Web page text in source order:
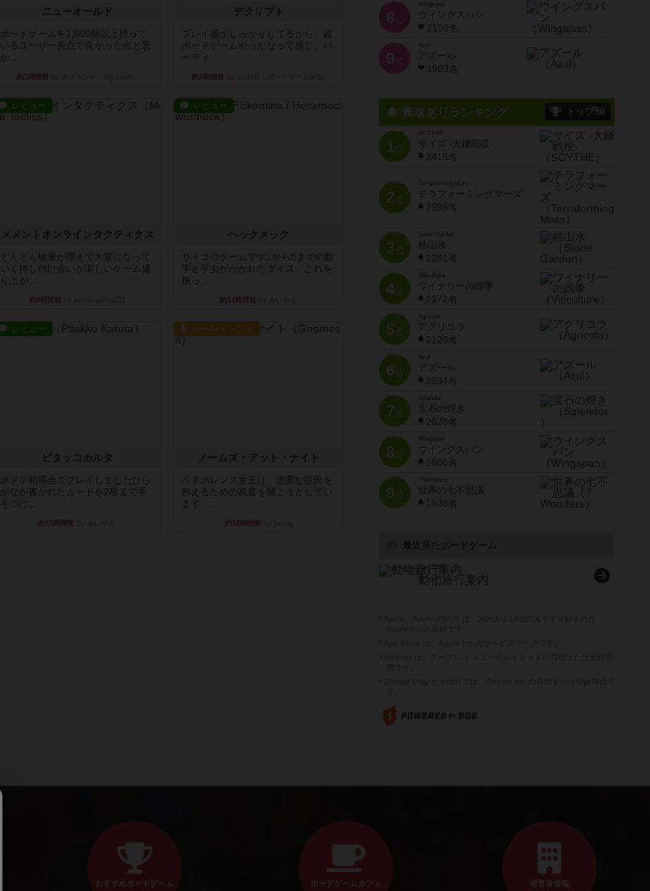
ニューオールド
ボードゲームを1,000個以上持って
いるユーザー視点で良かった点と悪
か...
約1時間前
デクリプト
プレイ感がしっかりしてるから、超
ボードゲームやったなって感じ。パ
ーティ...
約2時間前
レビュー
メメントオンラインタクティクス
どんどん物量が増えて大変になって
いく押し付け合いが楽しいゲーム盛
り上が...
約9時間前
レビュー
ヘックメック
サイコロゲームです1から5までの数
字と芋虫がかかれたダイス。これを
振っ...
約11時間前
レビュー
ピタッコカルタ
ボドゲ相席会でプレイしましたひら
がなが書かれたカードを2枚まで手
をつけ...
約11時間前
ルール/インスト
ノームズ・アット・ナイト
ベネボレンス女王は、忠実な臣民を
称えるための祝宴を開こうとしてい
ます。...
約12時間前
8 位
Wingspan
ウイングスパン
2150名
9 位
Azul
アズール
1903名
興味ありランキング トップ50
1位
SCYTHE
サイズ -大鎌戦役-
2415名
2位
Terraforming Mars
テラフォーミングマーズ
2395名
3位
Stone Garden
枯山水
2281名
4位
Viticulture
ワイナリーの四季
2272名
5位
Agricola
アグリコラ
2120名
6位
Azul
アズール
2034名
7位
宝石の煌き
2028名
8位
Wingspan
ウイングスパン
2006名
9位
7 Wonders
世界の七不思議
1920名
最近見たボードゲーム
Turi-Tour
動物旅行案内
おすすめボードゲーム ボードゲームカフェ 運営者情報